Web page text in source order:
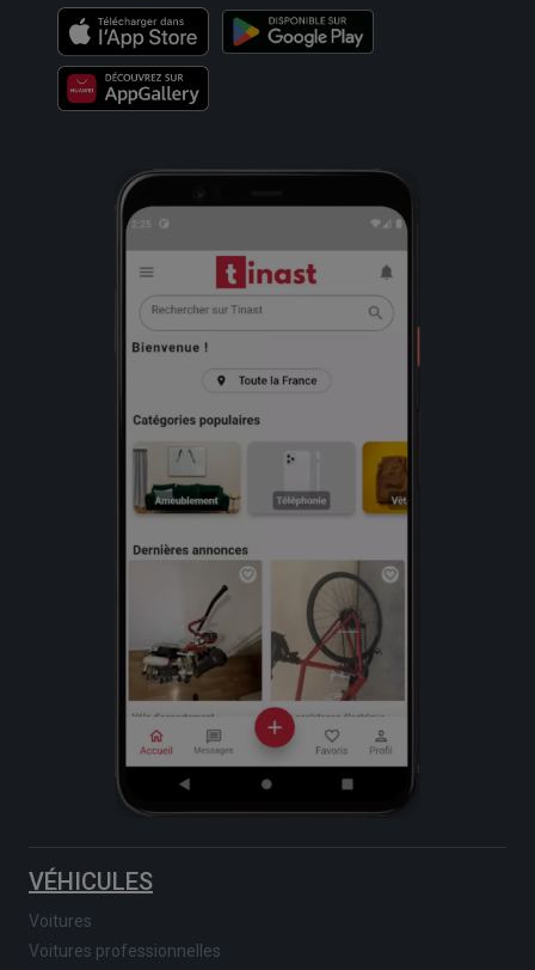
VÉHICULES
Voitures
Voitures professionnelles